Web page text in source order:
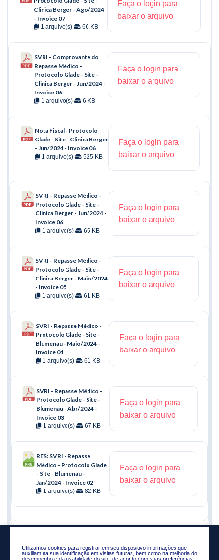
Clinica Berger - Ago/2024
- Invoice 07
1 arquivo(s) 66 KB
Faça o login para
baixar o arquivo
SVRI - Comprovante do
Repasse Médico -
Protocolo Glade - Site -
Clinica Berger - Jun/2024 -
Invoice 06
1 arquivo(s) 6 KB
Faça o login para
baixar o arquivo
Nota Fiscal - Protocolo
Glade - Site - Clinica Berger
- Jun/2024 - Invoice 06
1 arquivo(s) 525 KB
Faça o login para
baixar o arquivo
SVRI - Repasse Médico -
Protocolo Glade - Site -
Clinica Berger - Jun/2024 -
Invoice 06
1 arquivo(s) 65 KB
Faça o login para
baixar o arquivo
SVRI - Repasse Médico -
Protocolo Glade - Site -
Clinica Berger - Maio/2024
- Invoice 05
1 arquivo(s) 61 KB
Faça o login para
baixar o arquivo
SVRI - Repasse Médico -
Protocolo Glade - Site -
Blumenau - Maio/2024 -
Invoice 04
1 arquivo(s) 61 KB
Faça o login para
baixar o arquivo
SVRI - Repasse Médico -
Protocolo Glade - Site -
Blumenau - Abr/2024 -
Invoice 03
1 arquivo(s) 67 KB
Faça o login para
baixar o arquivo
RES: SVRI - Repasse
Médico - Protocolo Glade
- Site - Blumenau -
Jan/2024 - Invoice 02
1 arquivo(s) 82 KB
Faça o login para
baixar o arquivo
Utilizamos cookies para registrar em seu dispositivo informações que
auxiliam na sua identificação em visitas futuras, bem como na melhoria do
desempenho e da usabilidade do site, de acordo com suas preferências